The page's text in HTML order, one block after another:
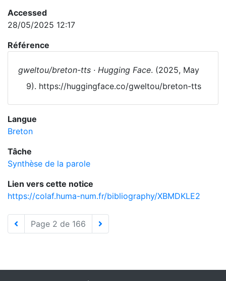
Accessed
28/05/2025 12:17
Référence
gweltou/breton-tts · Hugging Face. (2025, May
9). https://huggingface.co/gweltou/breton-tts
Langue
Breton
Tâche
Synthèse de la parole
Lien vers cette notice
https://colaf.huma-num.fr/bibliography/XBMDKLE2
Page 2 de 166